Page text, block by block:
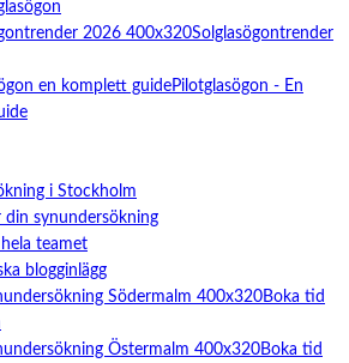
Solglasögontrender
Pilotglasögon - En
i Stockholm
din synundersökning
teamet
blogginlägg
Boka tid
Boka tid